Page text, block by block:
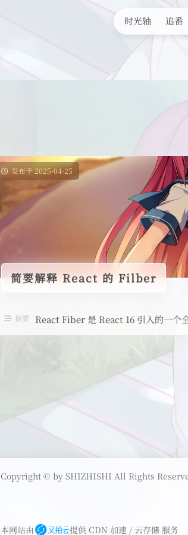
时光轴 追番
发布于 2025-04-25
简要解释 React 的 Filber
摘要 React Fiber 是 React 16 引入的一
Copyright © by SHIZHISHI All Rights
本网站由 提供 CDN 加速 / 云存储 服务